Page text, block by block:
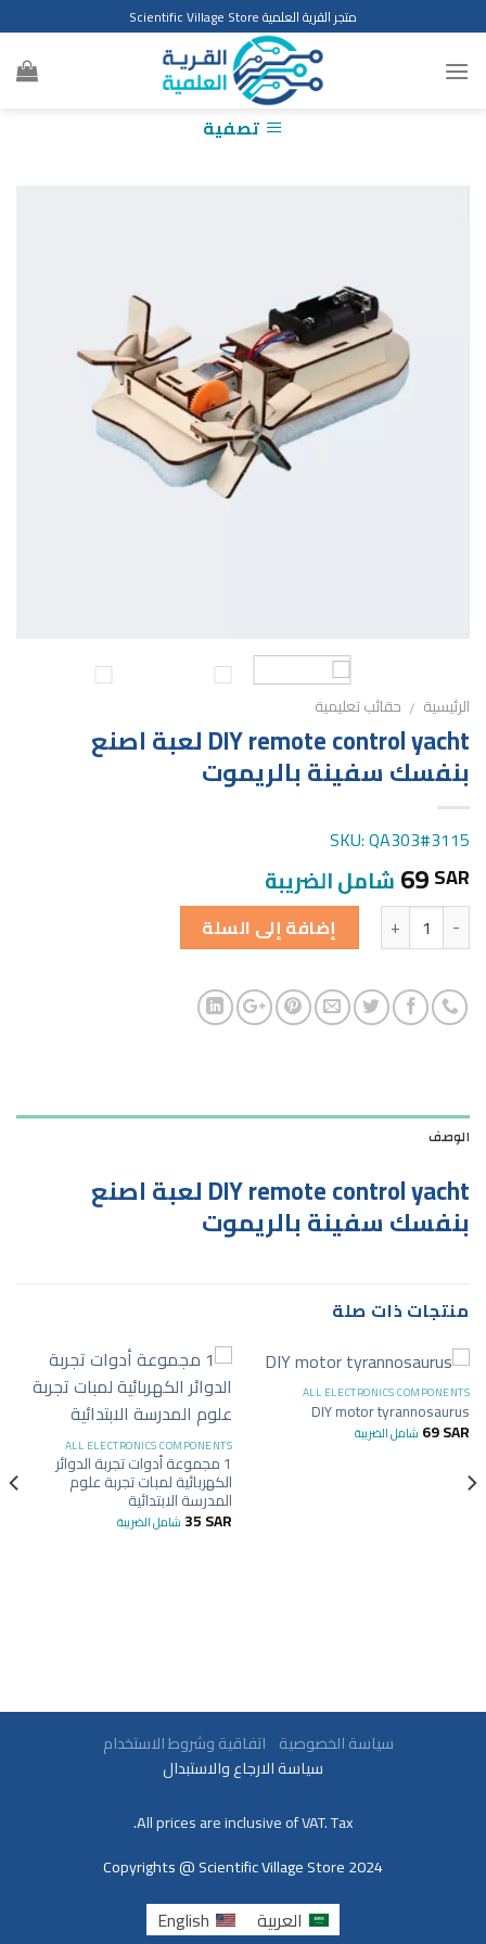
to
content
متجر القرية العلمية Scientific Village Store
تصفية
الرئيسية / حقائب تعليمية
DIY remote control yacht لعبة اصنع
بنفسك سفينة بالريموت
SKU: QA303#3115
69SAR شامل الضريبة
الكمية إضافة إلى السلة
الوصف
DIY remote control yacht لعبة اصنع
بنفسك سفينة بالريموت
منتجات ذات صلة
ALL ELECTRONICS COMPONENTS
DIY motor tyrannosaurus
69SAR شامل الضريبة
ALL ELECTRONICS COMPONENTS
1 مجموعة أدوات تجربة الدوائر
الكهربائية لمبات تجربة علوم
المدرسة الابتدائية
35SAR شامل الضريبة
سياسة الخصوصية اتفاقية وشروط الاستخدام
سياسة الارجاع والاستبدال
All prices are inclusive of VAT. Tax.
Copyrights @ Scientific Village Store 2024
العربية English